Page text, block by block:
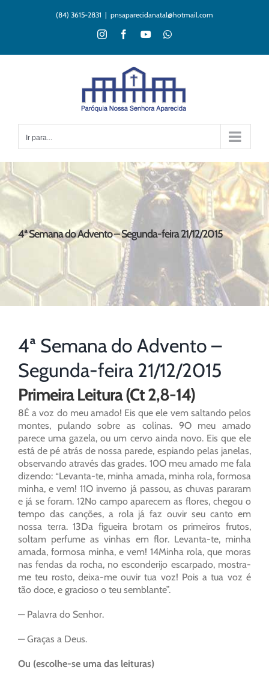
(84) 3615-2831 | pnsaparecidanatal@hotmail.com
InstagramFacebookYouTubeWhatsApp
Ir para...
4ª Semana do Advento – Segunda-feira 21/12/2015
4ª Semana do Advento –
Segunda-feira 21/12/2015
Primeira Leitura (Ct 2,8-14)
8É a voz do meu amado! Eis que ele vem saltando pelos
montes, pulando sobre as colinas. 9O meu amado
parece uma gazela, ou um cervo ainda novo. Eis que ele
está de pé atrás de nossa parede, espiando pelas janelas,
observando através das grades. 10O meu amado me fala
dizendo: “Levanta-te, minha amada, minha rola, formosa
minha, e vem! 11O inverno já passou, as chuvas pararam
e já se foram. 12No campo aparecem as flores, chegou o
tempo das canções, a rola já faz ouvir seu canto em
nossa terra. 13Da figueira brotam os primeiros frutos,
soltam perfume as vinhas em flor. Levanta-te, minha
amada, formosa minha, e vem! 14Minha rola, que moras
nas fendas da rocha, no esconderijo escarpado, mostra-
me teu rosto, deixa-me ouvir tua voz! Pois a tua voz é
tão doce, e gracioso o teu semblante”.
— Palavra do Senhor.
— Graças a Deus.
Ou (escolhe-se uma das leituras)